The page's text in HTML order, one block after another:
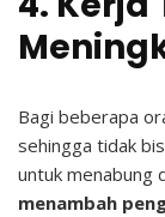
Bagi beberapa
sehingga tidak
untuk menabung
menambah